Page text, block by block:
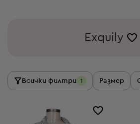
Exquily
Всички филтри 1 Размер